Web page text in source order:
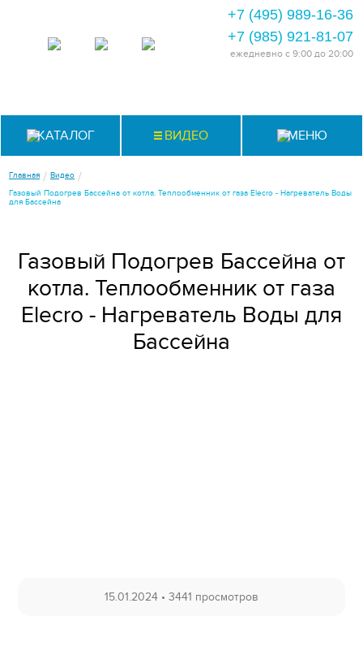
+7 (495) 989-16-36
+7 (985) 921-81-07
ежедневно с 9:00 до 20:00
КАТАЛОГ ВИДЕО МЕНЮ
Главная / Видео /
Газовый Подогрев Бассейна от котла. Теплообменник от газа Elecro - Нагреватель Воды
для Бассейна
Газовый Подогрев Бассейна от
котла. Теплообменник от газа
Elecro - Нагреватель Воды для
Бассейна
15.01.2024 • 3441 просмотров